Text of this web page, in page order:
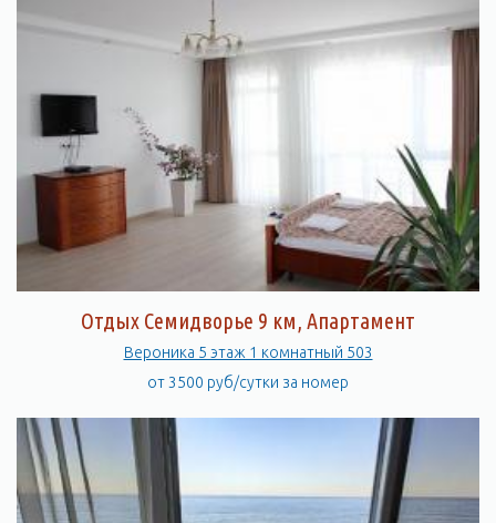
Отдых Семидворье 9 км, Апартамент
Вероника 5 этаж 1 комнатный 503
от 3500 руб/сутки за номер